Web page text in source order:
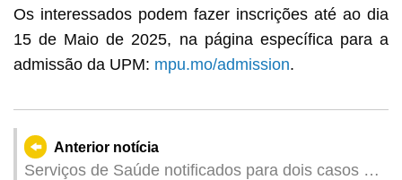
Os interessados podem fazer inscrições até ao dia
15 de Maio de 2025, na página específica para a
admissão da UPM: mpu.mo/admission.
Anterior notícia
Serviços de Saúde notificados para dois casos de